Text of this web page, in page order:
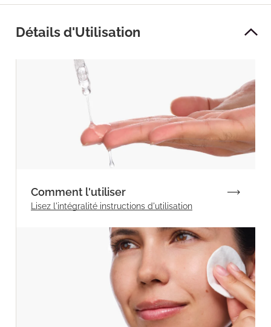
Détails d'Utilisation
Comment l'utiliser
Lisez l'intégralité instructions d'utilisation